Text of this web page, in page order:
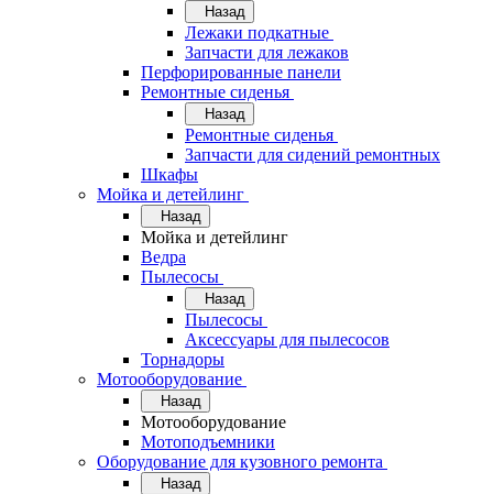
Назад
Лежаки подкатные
Запчасти для лежаков
Перфорированные панели
Ремонтные сиденья
Назад
Ремонтные сиденья
Запчасти для сидений ремонтных
Шкафы
Мойка и детейлинг
Назад
Мойка и детейлинг
Ведра
Пылесосы
Назад
Пылесосы
Аксессуары для пылесосов
Торнадоры
Мотооборудование
Назад
Мотооборудование
Мотоподъемники
Оборудование для кузовного ремонта
Назад